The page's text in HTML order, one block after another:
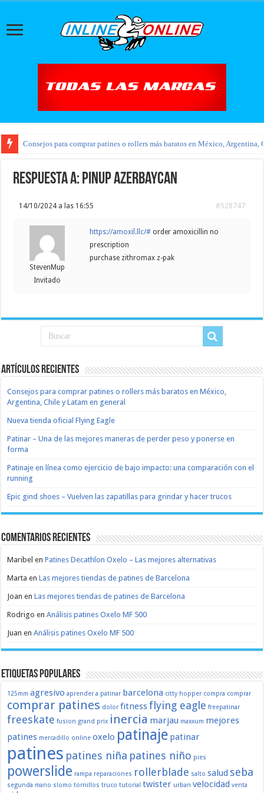
Consejos para comprar patines o rollers más baratos en México, Argentina,
Respuesta a: pinup azerbaycan
14/10/2024 a las 16:55 #528747
StevenMup
Invitado
https://amoxil.llc/# order amoxicillin no
prescription
purchase zithromax z-pak
Artículos recientes
Consejos para comprar patines o rollers más baratos en México,
Argentina, Chile y Latam en general
Nueva tienda oficial Flying Eagle
Patinar – Una de las mejores maneras de perder peso y ponerse en
forma
Patinaje en línea como ejercicio de bajo impacto: una comparación con el
running
Epic gind shoes – Vuelven las zapatillas para grindar y hacer trucos
Comentarios recientes
Maribel enPatines Decathlon Oxelo – Las mejores alternativas
Marta enLas mejores tiendas de patines de Barcelona
Joan enLas mejores tiendas de patines de Barcelona
Rodrigo enAnálisis patines Oxelo MF 500
Juan enAnálisis patines Oxelo MF 500
Etiquetas populares
125mm agresivo aprender a patinar barcelona citty hopper compra comprar
comprar patines dolor fitnessflying eagle freepatinar
freeskate fusion grand prix inercia marjau maxxum mejores
patines mercadillo online oxelo patinaje patinar
patines patines niña patines niño pies
powerslide rampa reparaciones rollerblade salto salud seba
segunda mano slomo tornillos truco tutorial twister urban velocidad venta